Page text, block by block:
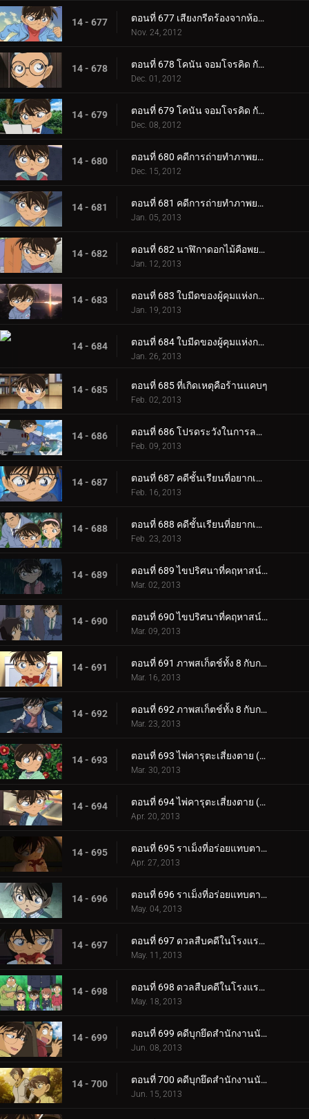
14 - 677 ตอนที่ 677 เสียงกรีดร้องจากห้องผ่าตัด (ตอน 2)
Nov. 24, 2012
14 - 678 ตอนที่ 678 โคนัน จอมโจรคิด กับศึกชิงสมบัติซากาโมโตะ เรียวมะ (ตอน 1)
Dec. 01, 2012
14 - 679 ตอนที่ 679 โคนัน จอมโจรคิด กับศึกชิงสมบัติซากาโมโตะ เรียวมะ (ตอน 2)
Dec. 08, 2012
14 - 680 ตอนที่ 680 คดีการถ่ายทำภาพยนตร์โฆษณา (ตอน 1)
Dec. 15, 2012
14 - 681 ตอนที่ 681 คดีการถ่ายทำภาพยนตร์โฆษณา (ตอน 2)
Jan. 05, 2013
14 - 682 ตอนที่ 682 นาฬิกาดอกไม้คือพยาน
Jan. 12, 2013
14 - 683 ตอนที่ 683 ใบมีดของผู้คุมแห่งกาลเวลา (ตอน 1)
Jan. 19, 2013
14 - 684 ตอนที่ 684 ใบมีดของผู้คุมแห่งกาลเวลา (ตอน 2)
Jan. 26, 2013
14 - 685 ตอนที่ 685 ที่เกิดเหตุคือร้านแคบๆ
Feb. 02, 2013
14 - 686 ตอนที่ 686 โปรดระวังในการลดน้ำหนัก
Feb. 09, 2013
14 - 687 ตอนที่ 687 คดีชั้นเรียนที่อยากเข้าเรียนที่สุดในโลก (ตอน 1)
Feb. 16, 2013
14 - 688 ตอนที่ 688 คดีชั้นเรียนที่อยากเข้าเรียนที่สุดในโลก (ตอน 2)
Feb. 23, 2013
14 - 689 ตอนที่ 689 ไขปริศนาที่คฤหาสน์โมมิจิ (ตอน 1)
Mar. 02, 2013
14 - 690 ตอนที่ 690 ไขปริศนาที่คฤหาสน์โมมิจิ (ตอน 2)
Mar. 09, 2013
14 - 691 ตอนที่ 691 ภาพสเก็ตช์ทั้ง 8 กับการเดินทางของความทรงจำ (ตอน 1)
Mar. 16, 2013
14 - 692 ตอนที่ 692 ภาพสเก็ตช์ทั้ง 8 กับการเดินทางของความทรงจำ (ตอน 2)
Mar. 23, 2013
14 - 693 ตอนที่ 693 ไพ่คารุตะเสี่ยงตาย (ตอน 1)
Mar. 30, 2013
14 - 694 ตอนที่ 694 ไพ่คารุตะเสี่ยงตาย (ตอน 2)
Apr. 20, 2013
14 - 695 ตอนที่ 695 ราเม็งที่อร่อยแทบตาย (ตอน 1)
Apr. 27, 2013
14 - 696 ตอนที่ 696 ราเม็งที่อร่อยแทบตาย (ตอน 2)
May. 04, 2013
14 - 697 ตอนที่ 697 ดวลสืบคดีในโรงแรมผีสิง (ตอน 1)
May. 11, 2013
14 - 698 ตอนที่ 698 ดวลสืบคดีในโรงแรมผีสิง (ตอน 2)
May. 18, 2013
14 - 699 ตอนที่ 699 คดีบุกยึดสำนักงานนักสืบ (ตอน 1)
Jun. 08, 2013
14 - 700 ตอนที่ 700 คดีบุกยึดสำนักงานนักสืบ (ตอน 2)
Jun. 15, 2013